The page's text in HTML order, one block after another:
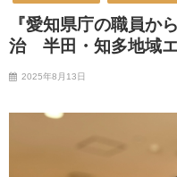
『愛知県庁の職員か
治 半田・知多地域
2025年8月13日